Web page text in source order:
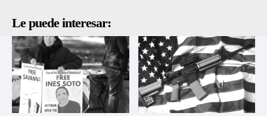
Le puede interesar: